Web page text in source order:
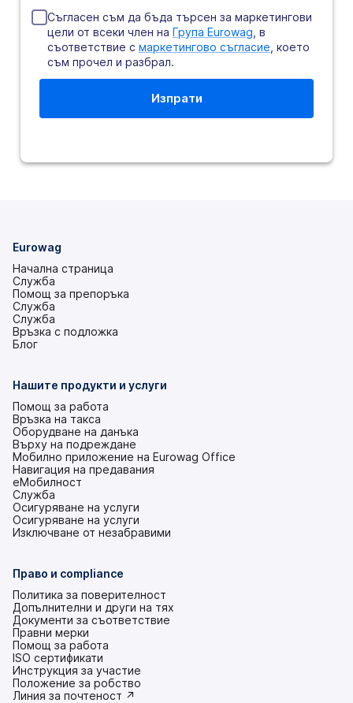
Съгласен съм да бъда търсен за маркетингови
цели от всеки член на Група Eurowag , в
съответствие с маркетингово съгласие , което
съм прочел и разбрал.
Eurowag
Начална страница
Служба
Помощ за препоръка
Служба
Служба
Връзка с подложка
(това
нов
Блог
Нашите продукти и услуги
Помощ за работа
Връзка на такса
Оборудване на данъка
Върху на подреждане
Мобилно приложение на Eurowag Office
Навигация на предавания
еМобилност
Служба
Осигуряване на услуги
Осигуряване на услуги
Изключване от незабравими
Право и compliance
Политика за поверителност
Допълнителни и други на тях
Документи за съответствие
Правни мерки
Помощ за работа
ISO сертификати
Инструкция за участие
(това
е
Положение за робство
(това
Линия за почтеност ↗